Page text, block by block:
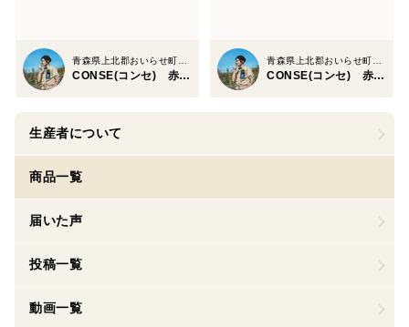
CONSE(コンセ) 赤石 英二 CONSE(コンセ) 赤石 英二
生産者について
商品一覧
届いた声
投稿一覧
動画一覧